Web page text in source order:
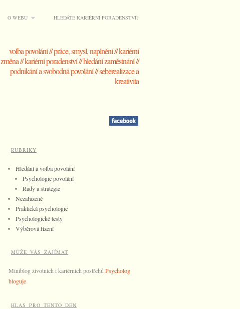
O WEBU HLEDÁTE KARIÉRNÍ PORADENSTVÍ?
volba povolání // práce, smysl, naplnění // kariérní
změna // kariérní poradenství // hledání zaměstnání //
podnikání a svobodná povolání // seberealizace a
kreativita
RUBRIKY
Hledání a volba povolání
Psychologie povolání
Rady a strategie
Nezařazené
Praktická psychologie
Psychologické testy
Výběrová řízení
MŮŽE VÁS ZAJÍMAT
Miniblog životních i kariérních postřehů Psycholog
bloguje
HLAS PRO TENTO DEN